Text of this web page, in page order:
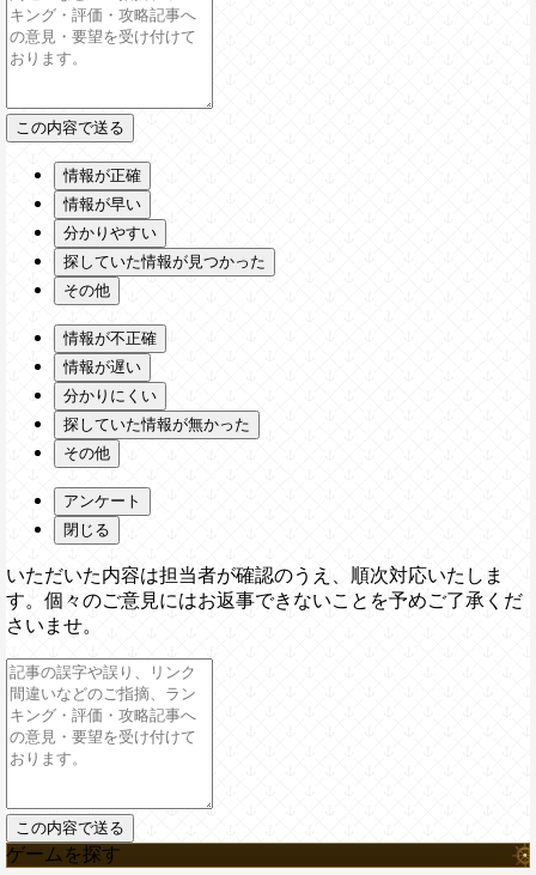
情報が正確
情報が早い
分かりやすい
探していた情報が見つかった
その他
情報が不正確
情報が遅い
分かりにくい
探していた情報が無かった
その他
アンケート
閉じる
いただいた内容は担当者が確認のうえ、順次対応いたしま
す。個々のご意見にはお返事できないことを予めご了承くだ
さいませ。
ゲームを探す